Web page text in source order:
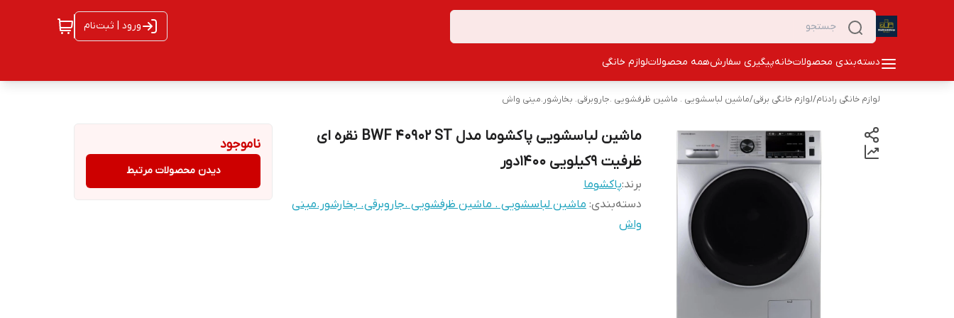
ورود | ثبت‌نام
دسته‌بندی محصولاتخانهپیگیری سفارشهمه محصولاتلوازم خانگی
لوازم خانگی رادنام/لوازم خانگی برقی/ماشین لباسشویی . ماشین ظرفشویی .جاروبرقی. بخارشور.مینی واش
ماشین لباسشویی پاکشوما مدل BWF 40902 ST نقره ای
ظرفیت 9کیلویی 1400دور
برند:پاکشوما
دسته‌بندی: ماشین لباسشویی . ماشین ظرفشویی .جاروبرقی. بخارشور.مینی
واش
ناموجود
دیدن محصولات مرتبط